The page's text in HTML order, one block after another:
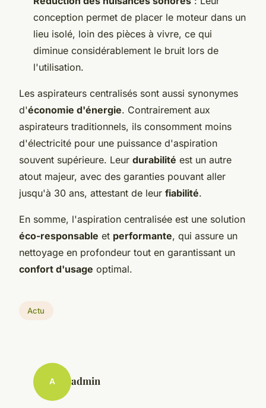
conception permet de placer le moteur dans un
lieu isolé, loin des pièces à vivre, ce qui
diminue considérablement le bruit lors de
l'utilisation.
Les aspirateurs centralisés sont aussi synonymes
d'économie d'énergie. Contrairement aux
aspirateurs traditionnels, ils consomment moins
d'électricité pour une puissance d'aspiration
souvent supérieure. Leur durabilité est un autre
atout majeur, avec des garanties pouvant aller
jusqu'à 30 ans, attestant de leur fiabilité.
En somme, l'aspiration centralisée est une solution
éco-responsable et performante, qui assure un
nettoyage en profondeur tout en garantissant un
confort d'usage optimal.
Actu
A admin